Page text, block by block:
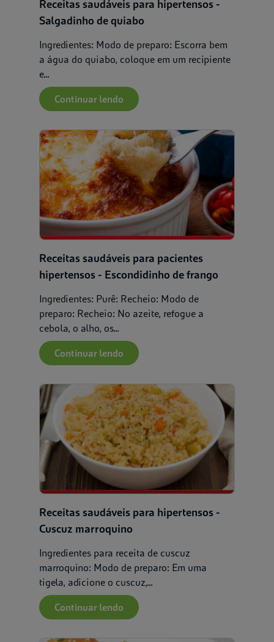
Receitas saudáveis para hipertensos -
Salgadinho de quiabo
Ingredientes: Modo de preparo: Escorra bem
a água do quiabo, coloque em um recipiente
e...
Continuar lendo
Receitas saudáveis para pacientes
hipertensos - Escondidinho de frango
Ingredientes: Purê: Recheio: Modo de
preparo: Recheio: No azeite, refogue a
cebola, o alho, os...
Continuar lendo
Receitas saudáveis para hipertensos -
Cuscuz marroquino
Ingredientes para receita de cuscuz
marroquino: Modo de preparo: Em uma
tigela, adicione o cuscuz,...
Continuar lendo